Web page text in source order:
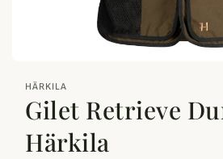
HÄRKILA
Gilet Retrieve
Härkila